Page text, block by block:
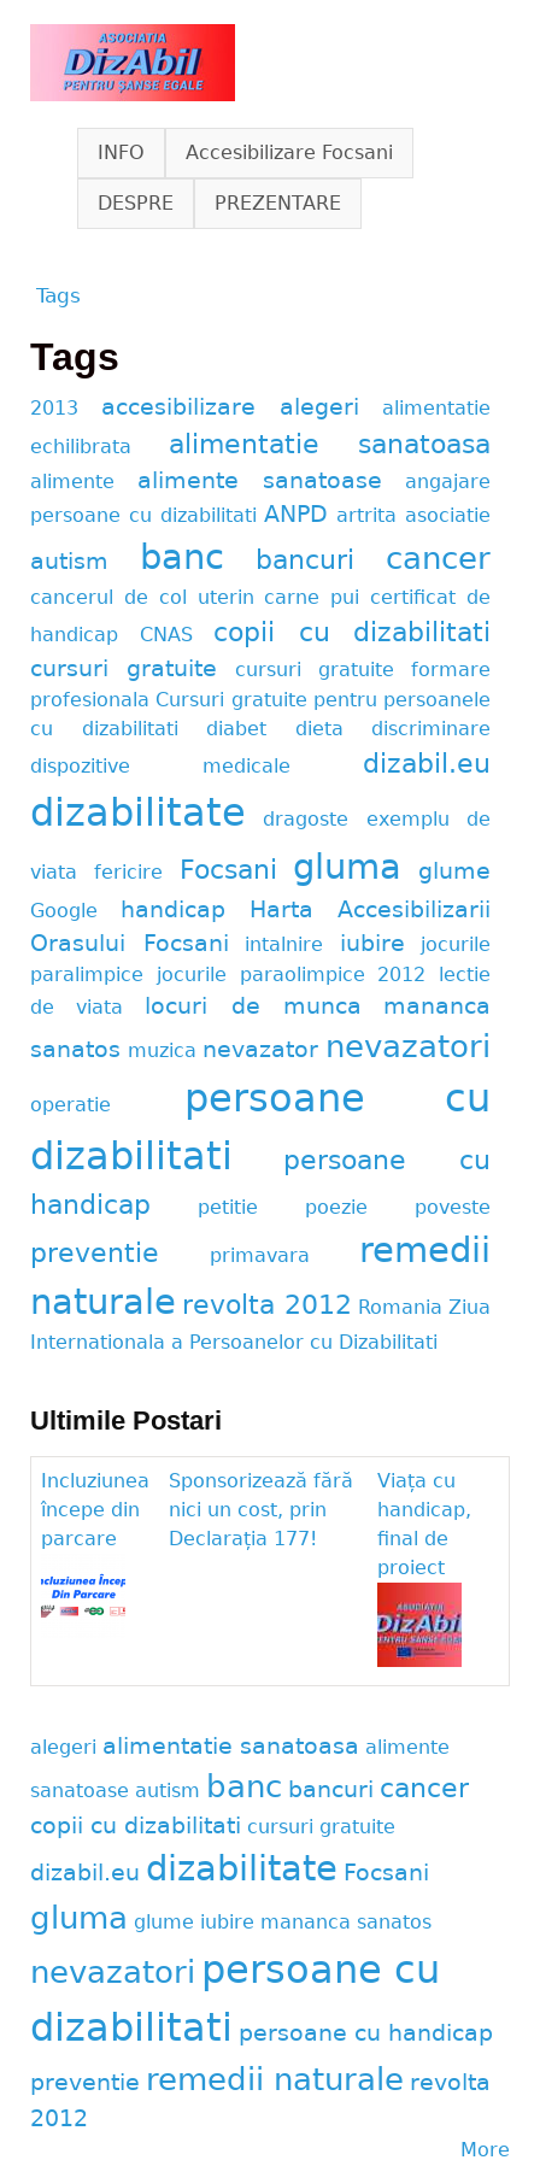
Skip to main content
www.dizabil.eu
INFO Accesibilizare Focsani
DESPRE PREZENTARE
Tags
Tags
2013 accesibilizare alegeri
alimentatie
echilibrata
alimentatie sanatoasa
alimente alimente sanatoase
angajare
persoane cu dizabilitati ANPD artrita asociatie
autism banc bancuri cancer
cancerul de col uterin carne pui certificat de
handicap
CNAS copii cu dizabilitati
cursuri gratuite
cursuri gratuite formare
profesionala Cursuri gratuite pentru persoanele
cu dizabilitati
diabet dieta
discriminare
dispozitive medicale
dizabil.eu
dizabilitate dragoste exemplu de
viata fericire Focsani gluma glume
Google handicap
Harta Accesibilizarii
Orasului Focsani
intalnire iubire
jocurile
paralimpice
jocurile paraolimpice 2012
lectie
de viata
locuri de munca
mananca
sanatos muzica nevazator nevazatori
operatie
persoane cu
dizabilitati
persoane cu
handicap
petitie poezie poveste
preventie primavara
remedii
naturale revolta 2012 Romania Ziua
Internationala a Persoanelor cu Dizabilitati
Ultimile Postari
Incluziunea
începe din
parcare
Sponsorizează fără
nici un cost, prin
Declarația 177!
Viața cu
handicap,
final de
proiect
alegeri alimentatie sanatoasa alimente
sanatoase autism banc bancuri cancer
copii cu dizabilitati cursuri gratuite
dizabil.eu dizabilitate Focsani
gluma glume iubire mananca sanatos
nevazatori persoane cu
dizabilitati persoane cu handicap
preventie remedii naturale revolta
2012
More